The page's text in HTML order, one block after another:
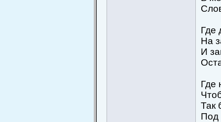
Где
На
И
Где
Так
Под